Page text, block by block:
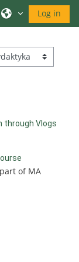
Växla Log in
through Vlogs
of MA